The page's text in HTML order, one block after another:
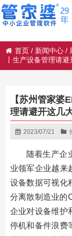
首页 / 新闻中心 /
丨生产设备管理请避
【苏州管家婆
理请避开这几
2023/07/21
随着生产企
业领军企业越来
设备数据可视化
分离散制造业的
企业对设备维护
停机和备件浪费